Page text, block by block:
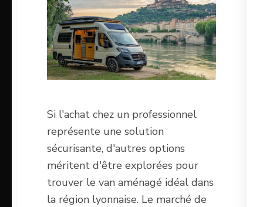
Si l'achat chez un professionnel
représente une solution
sécurisante, d'autres options
méritent d'être explorées pour
trouver le van aménagé idéal dans
la région lyonnaise. Le marché de